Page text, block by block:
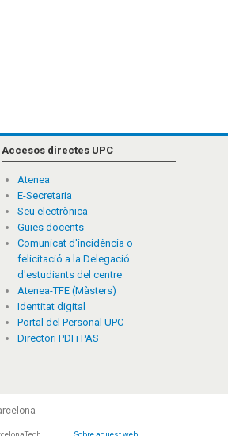
Accesos directes UPC
Atenea
E-Secretaria
Seu electrònica
Guies docents
Comunicat d'incidència o
felicitació a la Delegació
d'estudiants del centre
Atenea-TFE (Màsters)
Identitat digital
Portal del Personal UPC
Directori PDI i PAS